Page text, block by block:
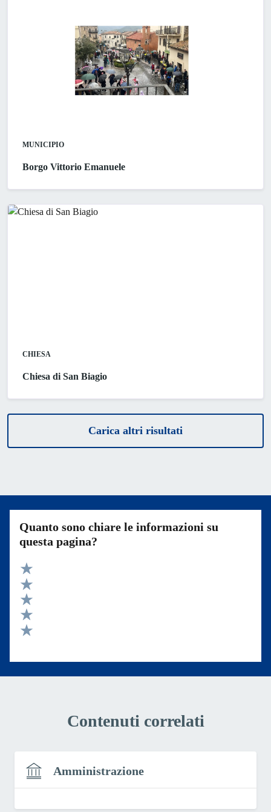
MUNICIPIO
Borgo Vittorio Emanuele
CHIESA
Chiesa di San Biagio
Carica altri risultati
Quanto sono chiare le informazioni su
questa pagina?
Valuta 5 stelle su 5
Valuta 4 stelle su 5
Valuta 3 stelle su 5
Valuta 2 stelle su 5
Contenuti correlati
Amministrazione